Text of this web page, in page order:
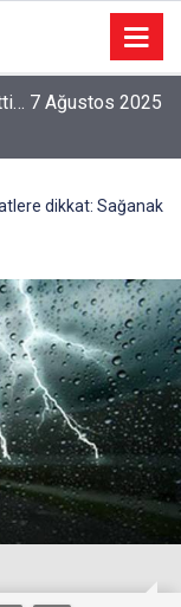
7 Ağustos 2025
dikkat: Sağanak